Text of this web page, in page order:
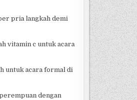
pria langkah demi
vitamin c untuk acara
untuk acara formal di
dengan